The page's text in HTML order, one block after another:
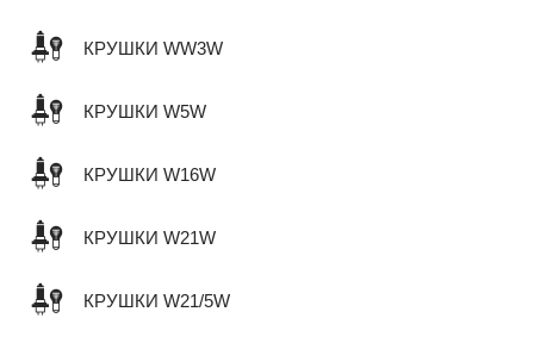
КРУШКИ WW3W
КРУШКИ W5W
КРУШКИ W16W
КРУШКИ W21W
КРУШКИ W21/5W